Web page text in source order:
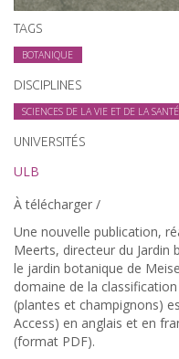
TAGS
BOTANIQUE
DISCIPLINES
SCIENCES DE LA VIE ET DE LA SANTÉ
UNIVERSITÉS
ULB
À télécharger /
Une nouvelle publication,
Meerts, directeur du Jardin
le jardin botanique de
domaine de la
(plantes et champignons)
Access) en anglais et en
(format PDF).